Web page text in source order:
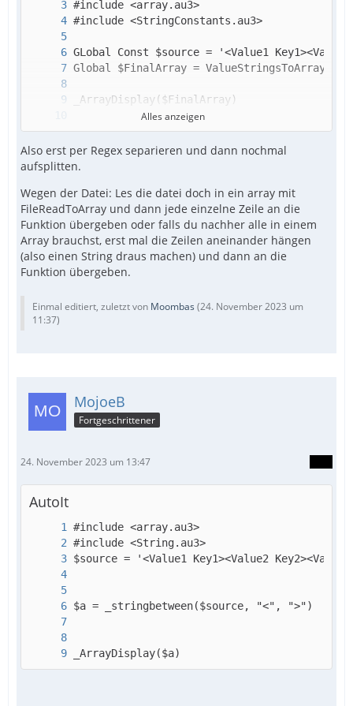
Alles anzeigen
Also erst per Regex separieren und dann nochmal
aufsplitten.
Wegen der Datei: Les die datei doch in ein array mit
FileReadToArray und dann jede einzelne Zeile an die
Funktion übergeben oder falls du nachher alle in einem
Array brauchst, erst mal die Zeilen aneinander hängen
(also einen String draus machen) und dann an die
Funktion übergeben.
Einmal editiert, zuletzt von Moombas (24. November 2023 um
11:37)
MojoeB
Fortgeschrittener
24. November 2023 um 13:47
AutoIt
_ArrayDisplay($a)